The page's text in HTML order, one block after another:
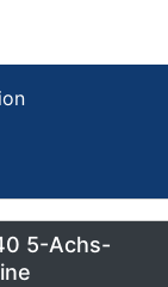
5-Achs-